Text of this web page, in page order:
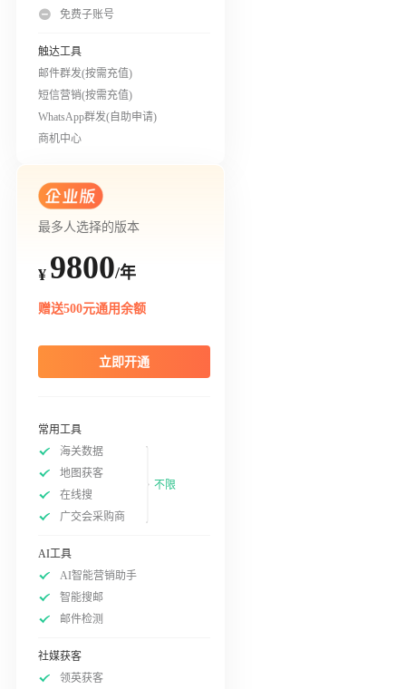
免费子账号
触达工具
邮件群发(按需充值)
短信营销(按需充值)
WhatsApp群发(自助申请)
商机中心
最多人选择的版本
¥ 9800/年
赠送500元通用余额
立即开通
常用工具
海关数据
地图获客
在线搜
广交会采购商
不限
AI工具
AI智能营销助手
智能搜邮
邮件检测
社媒获客
领英获客